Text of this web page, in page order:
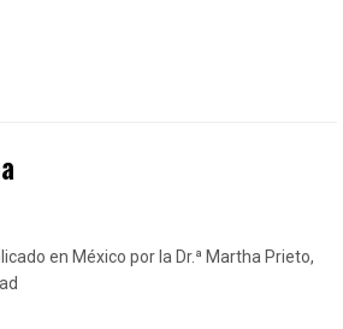
en México por la Dr.ª Martha Prieto,